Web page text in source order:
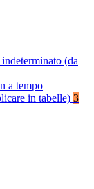
(da
a tempo
in tabelle) 3